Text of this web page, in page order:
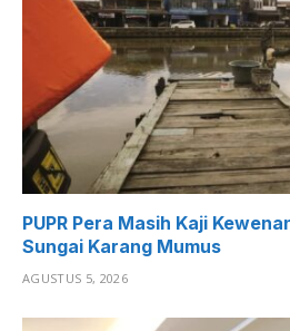
PUPR Pera Masih Kaji
Sungai Karang Mumus
AGUSTUS 5, 2026